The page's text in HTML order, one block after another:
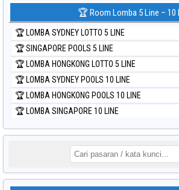
🏆 Room Lomba 5 Line – 10
🏆 LOMBA SYDNEY LOTTO 5 LINE
🏆 SINGAPORE POOLS 5 LINE
🏆 LOMBA HONGKONG LOTTO 5 LINE
🏆 LOMBA SYDNEY POOLS 10 LINE
🏆 LOMBA HONGKONG POOLS 10 LINE
🏆 LOMBA SINGAPORE 10 LINE